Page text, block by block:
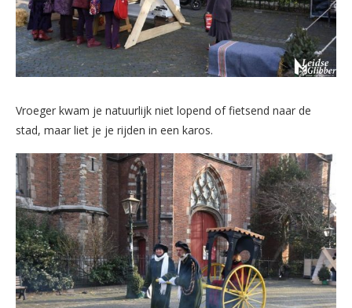
Vroeger kwam je natuurlijk niet lopend of fietsend naar de
stad, maar liet je je rijden in een karos.